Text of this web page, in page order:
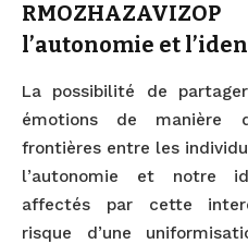
l’autonomie et
La possibilité de
émotions de manière
frontières entre les
l’autonomie et notre
affectés par cette
risque d’une